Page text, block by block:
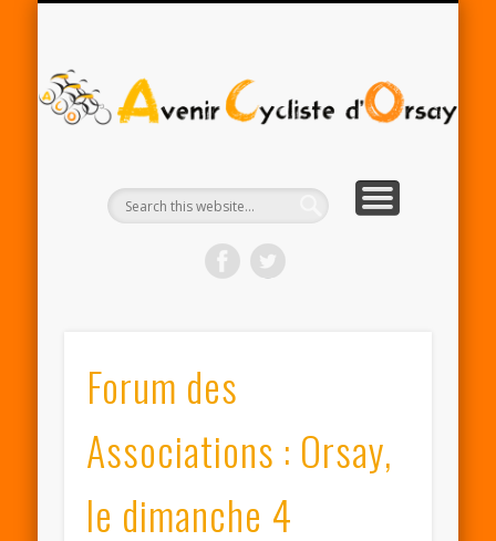
Forum des
Associations : Orsay,
le dimanche 4